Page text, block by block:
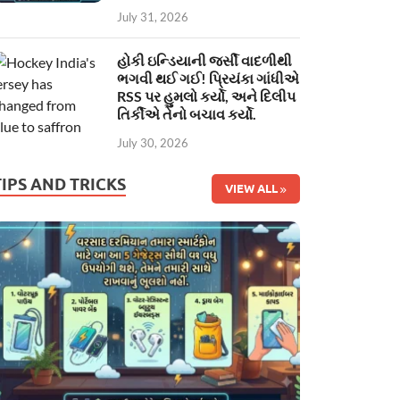
July 31, 2026
હોકી ઇન્ડિયાની જર્સી વાદળીથી
ભગવી થઈ ગઈ! પ્રિયંકા ગાંધીએ
RSS પર હુમલો કર્યો, અને દિલીપ
તિર્કીએ તેનો બચાવ કર્યો.
July 30, 2026
AND TRICKS VIEW ALL